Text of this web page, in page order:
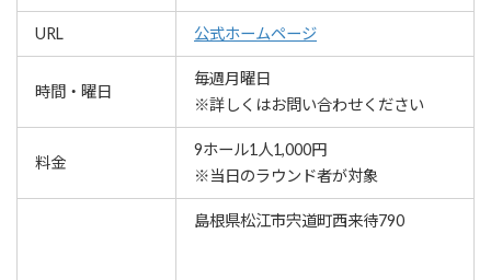
URL 公式ホームページ
時間・曜日
毎週月曜日
※詳しくはお問い合わせください
料金
9ホール1人1,000円
※当日のラウンド者が対象
島根県松江市宍道町西来待790